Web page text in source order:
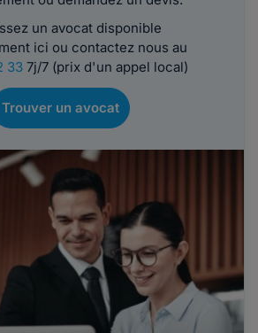
un avocat disponible
ici ou contactez nous au
337j/7 (prix d'un appel local)
Trouver un avocat